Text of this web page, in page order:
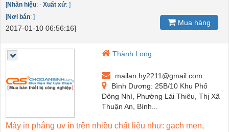
[Nhãn hiệu: - Xuất xứ: ]
[Nơi bán: ]
2017-01-10 06:56:16]
Mua hàng
Thành Long
mailan.hy2211@gmail.com
Bình Dương: 25B/10 Khu Phố
Đông Nhì, Phường Lái Thiêu, Thị Xã
Thuận An, Bình...
Máy in phẳng uv in trên nhiều chất liệu như: gạch men,